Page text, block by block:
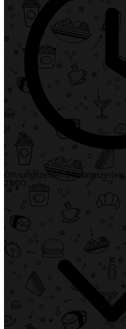
Öffnungszeiten Öffnungszeiten
23:00